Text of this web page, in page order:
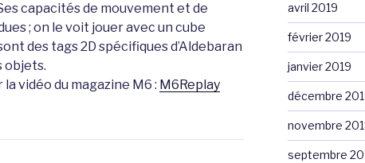
capacités de mouvement et de
; on le voit jouer avec un cube
des tags 2D spécifiques d’Aldebaran
objets.
vidéo du magazine M6 : M6Replay
avril 2019
février 2019
janvier 2019
décembre
novembre
septembre